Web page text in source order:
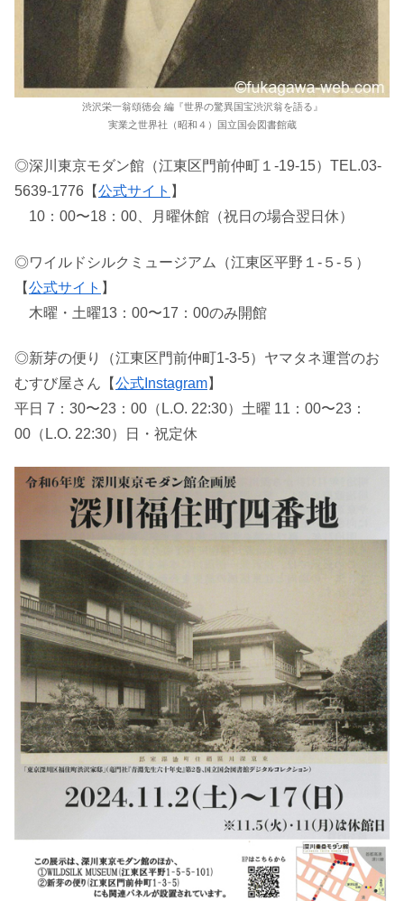
渋沢栄一翁頌徳会 編『世界の驚異国宝渋沢翁を語る』
実業之世界社（昭和４）国立国会図書館蔵
◎深川東京モダン館（江東区門前仲町１-19-15）TEL.03-
5639-1776【公式サイト 】
10：00〜18：00、月曜休館（祝日の場合翌日休）
◎ワイルドシルクミュージアム（江東区平野１-５-５）
【公式サイト 】
木曜・土曜13：00〜17：00のみ開館
◎新芽の便り（江東区門前仲町1-3-5）ヤマタネ運営のお
むすび屋さん【公式Instagram】
平日 7：30〜23：00（L.O. 22:30）土曜 11：00〜23：
00（L.O. 22:30）日・祝定休